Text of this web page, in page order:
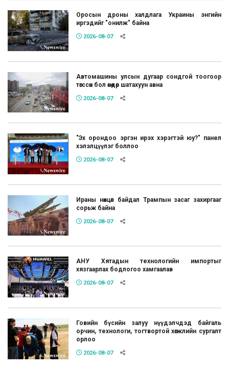
Оросын дроны халдлага Украины энгийн
иргэдийг "онилж" байна
2026-08-07
Автомашины улсын дугаар сондгой тоогоор
төгссөн бол өнөөдөр шатахуун авна
2026-08-07
"Эх орондоо эргэн ирэх хэрэгтэй юу?" панел
хэлэлцүүлэг боллоо
2026-08-07
Ираны нөхцөл байдал Трампын засаг захиргааг
сорьж байна
2026-08-07
АНУ Хятадын технологийн импортыг
хязгаарлах бодлогоо хамгаалав
2026-08-07
Говийн бүсийн залуу нүүдэлчдэд байгаль
орчин, технологи, тогтвортой хөгжлийн сургалт
орлоо
2026-08-07